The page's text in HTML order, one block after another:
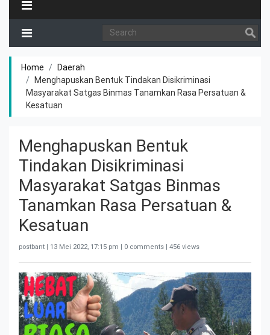
Home
Daerah
Menghapuskan Bentuk Tindakan Disikriminasi
Masyarakat Satgas Binmas Tanamkan Rasa Persatuan &
Kesatuan
Menghapuskan Bentuk
Tindakan Disikriminasi
Masyarakat Satgas Binmas
Tanamkan Rasa Persatuan &
Kesatuan
postbant | 13 Mei 2022, 17:15 pm | 0 comments | 456 views